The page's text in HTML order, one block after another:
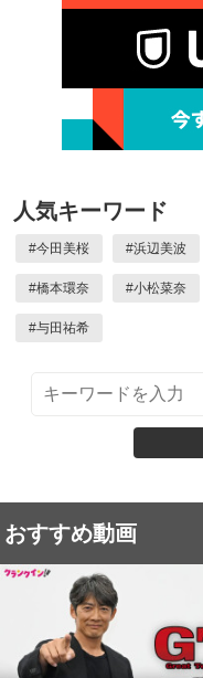
人気キーワード
#今田美桜 #浜辺美波
#橋本環奈 #小松菜奈
#与田祐希
おすすめ動画